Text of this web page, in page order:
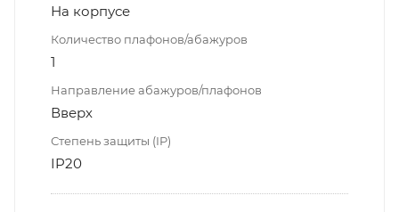
На корпусе
Количество плафонов/абажуров
1
Направление абажуров/плафонов
Вверх
Степень защиты (IP)
IP20